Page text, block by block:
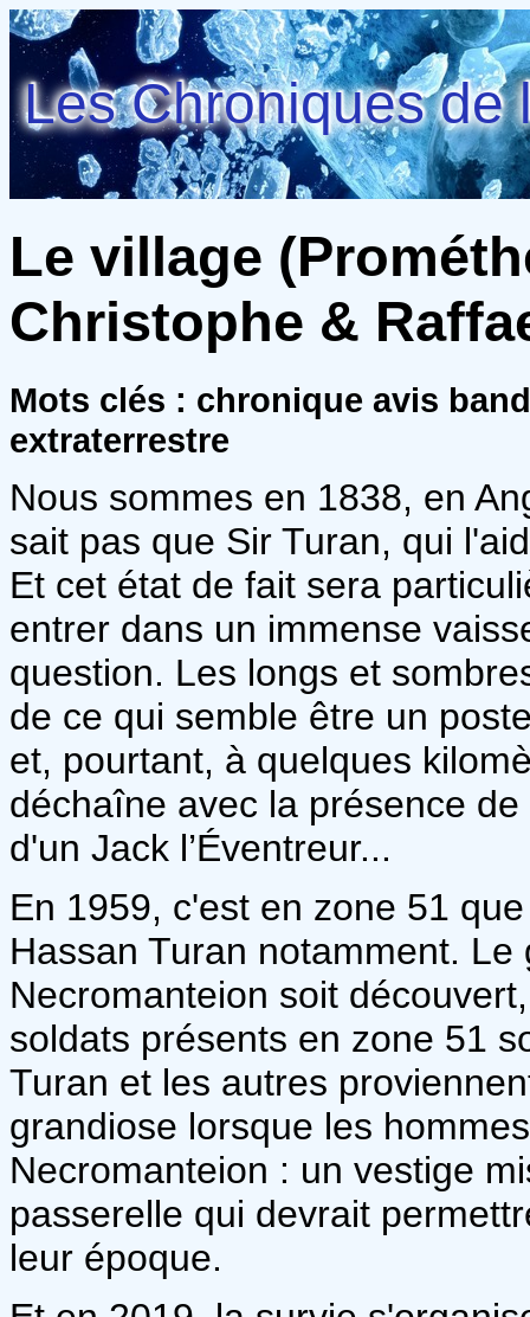
Les Chroniques de
Le village
Christophe &
Mots clés : chronique avis
extraterrestre
Nous sommes en 1838, en
sait pas que Sir Turan, qui
Et cet état de fait sera
entrer dans un immense
question. Les longs et
de ce qui semble être un
et, pourtant, à quelques
déchaîne avec la présence
d'un Jack l’Éventreur...
En 1959, c'est en zone 51
Hassan Turan notamment.
Necromanteion soit
soldats présents en zone 51
Turan et les autres
grandiose lorsque les
Necromanteion : un vestige
passerelle qui devrait
leur époque.